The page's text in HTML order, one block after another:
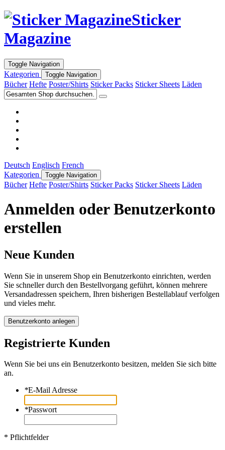
Sticker
Magazine
Toggle Navigation
Kategorien Toggle Navigation
Bücher Hefte Poster/Shirts Sticker Packs Sticker Sheets Läden
Deutsch Englisch French
Kategorien
Toggle Navigation
Bücher Hefte Poster/Shirts Sticker Packs Sticker Sheets Läden
Anmelden oder Benutzerkonto
erstellen
Neue Kunden
Wenn Sie in unserem Shop ein Benutzerkonto einrichten, werden
Sie schneller durch den Bestellvorgang geführt, können mehrere
Versandadressen speichern, Ihren bisherigen Bestellablauf verfolgen
und vieles mehr.
Benutzerkonto anlegen
Registrierte Kunden
Wenn Sie bei uns ein Benutzerkonto besitzen, melden Sie sich bitte
an.
*E-Mail Adresse
*Passwort
* Pflichtfelder